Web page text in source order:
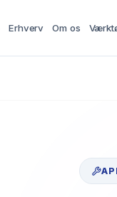
Erhverv Om os